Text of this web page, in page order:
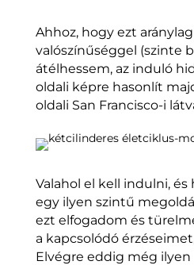
Ahhoz, hogy ezt
valószínűséggel (szinte
átélhessem, az induló
oldali képre hasonlít
oldali San Francisco-i
Valahol el kell indulni,
egy ilyen szintű
ezt elfogadom és
a kapcsolódó
Elvégre eddig még ilyen